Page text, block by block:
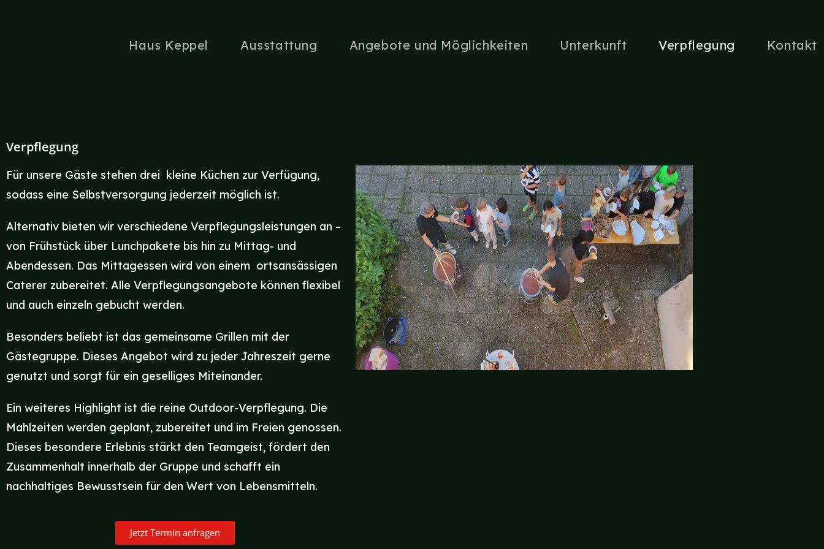
Haus Keppel Ausstattung Angebote und Möglichkeiten Unterkunft Verpflegung Kontakt
Verpflegung
Für unsere Gäste stehen drei kleine Küchen zur Verfügung,
sodass eine Selbstversorgung jederzeit möglich ist.
Alternativ bieten wir verschiedene Verpflegungsleistungen an –
von Frühstück über Lunchpakete bis hin zu Mittag- und
Abendessen. Das Mittagessen wird von einem ortsansässigen
Caterer zubereitet. Alle Verpflegungsangebote können flexibel
und auch einzeln gebucht werden.
Besonders beliebt ist das gemeinsame Grillen mit der
Gästegruppe. Dieses Angebot wird zu jeder Jahreszeit gerne
genutzt und sorgt für ein geselliges Miteinander.
Ein weiteres Highlight ist die reine Outdoor-Verpflegung. Die
Mahlzeiten werden geplant, zubereitet und im Freien genossen.
Dieses besondere Erlebnis stärkt den Teamgeist, fördert den
Zusammenhalt innerhalb der Gruppe und schafft ein
nachhaltiges Bewusstsein für den Wert von Lebensmitteln.
Jetzt Termin anfragen